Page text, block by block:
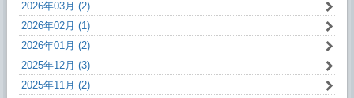
2026年03月 (2)
2026年02月 (1)
2026年01月 (2)
2025年12月 (3)
2025年11月 (2)